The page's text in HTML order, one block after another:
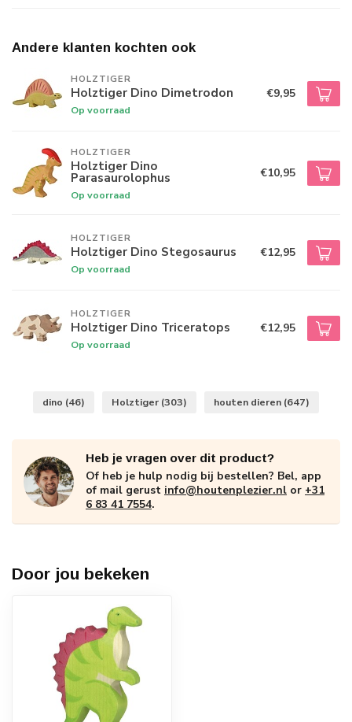
Andere klanten kochten ook
HOLZTIGER
Holztiger Dino Dimetrodon
Op voorraad
€9,95
HOLZTIGER
Holztiger Dino
Parasaurolophus
Op voorraad
€10,95
HOLZTIGER
Holztiger Dino Stegosaurus
Op voorraad
€12,95
HOLZTIGER
Holztiger Dino Triceratops
Op voorraad
€12,95
dino (46) Holztiger (303) houten dieren (647)
Heb je vragen over dit product?
Of heb je hulp nodig bij bestellen? Bel, app
of mail gerust info@houtenplezier.nl or +31
6 83 41 7554.
Door jou bekeken